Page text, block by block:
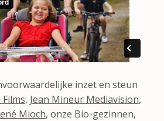
inzet en steun
, Jean Mineur Mediavision,
Mioch, onze Bio-gezinnen,